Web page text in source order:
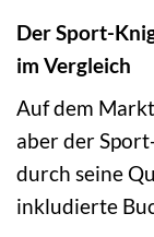
Der Sport-
im Vergleich
Auf dem
aber der
durch seine
inkludierte